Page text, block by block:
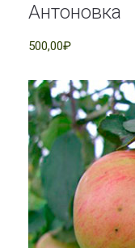
Антоновка
500,00₽